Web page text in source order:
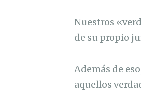
Nuestros
de su propio
Además de
aquellos